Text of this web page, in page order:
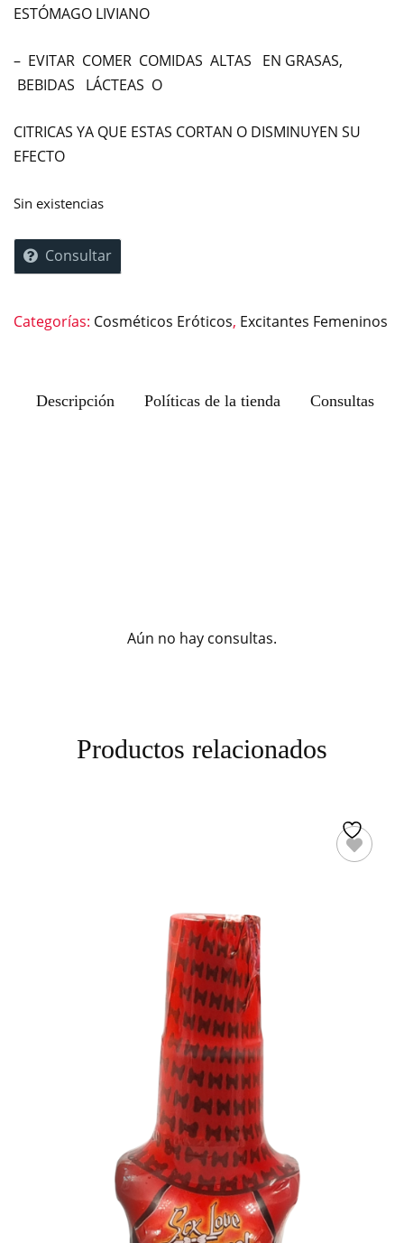
ESTÓMAGO LIVIANO
– EVITAR COMER COMIDAS ALTAS EN GRASAS,
BEBIDAS LÁCTEAS O
CITRICAS YA QUE ESTAS CORTAN O DISMINUYEN SU
EFECTO
Sin existencias
Consultar
Categorías: Cosméticos Eróticos, Excitantes Femeninos
Descripción Políticas de la tienda Consultas
Aún no hay consultas.
Productos relacionados